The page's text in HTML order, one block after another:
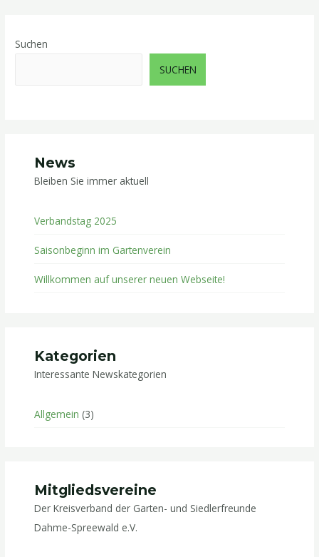
Suchen
SUCHEN
News
Bleiben Sie immer aktuell ​
Verbandstag 2025
Saisonbeginn im Gartenverein
Willkommen auf unserer neuen Webseite!
Kategorien
Interessante Newskategorien
Allgemein (3)
Mitgliedsvereine
Der Kreisverband der Garten- und Siedlerfreunde
Dahme-Spreewald e.V.